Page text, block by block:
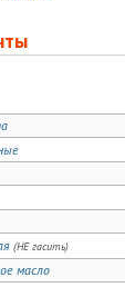
(НЕ гасить)
масло